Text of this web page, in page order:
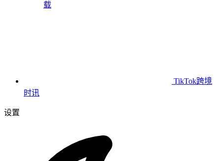
载
TikTok跨境
时讯
设置